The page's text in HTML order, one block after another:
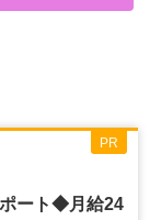
ート◆月給24
PR